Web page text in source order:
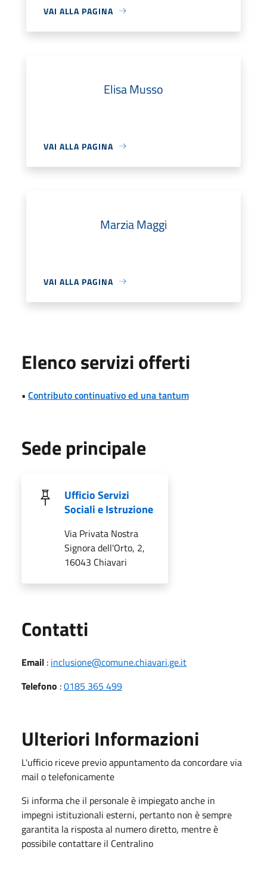
VAI ALLA PAGINA
Elisa Musso
VAI ALLA PAGINA
Marzia Maggi
VAI ALLA PAGINA
Elenco servizi offerti
• Contributo continuativo ed una tantum
Sede principale
Ufficio Servizi
Sociali e Istruzione
Via Privata Nostra
Signora dell'Orto, 2,
16043 Chiavari
Contatti
Email : inclusione@comune.chiavari.ge.it
Telefono :0185 365 499
Ulteriori Informazioni
L'ufficio riceve previo appuntamento da concordare via
mail o telefonicamente
Si informa che il personale è impiegato anche in
impegni istituzionali esterni, pertanto non è sempre
garantita la risposta al numero diretto, mentre è
possibile contattare il Centralino